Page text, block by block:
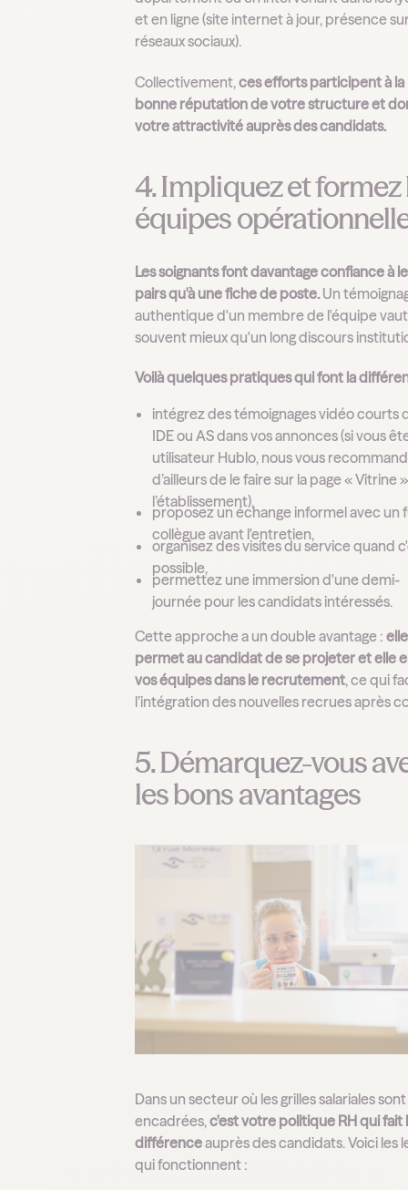
et en ligne (site internet à jour, présence
réseaux sociaux).
Collectivement,ces efforts participent à la
bonne réputation de votre structure et
votre attractivité auprès des candidats.
4. Impliquez et formez
équipes
Les soignants font davantage confiance à
pairs qu'à une fiche de poste.Un
authentique d'un membre de l'équipe vaut
souvent mieux qu'un long discours
Voilà quelques pratiques qui font la
intégrez des témoignages vidéo courts
IDE ou AS dans vos annonces (si vous
utilisateur Hublo, nous vous
d’ailleurs de le faire sur la page « Vitrine
l’établissement),
proposez un échange informel avec un
collègue avant l'entretien,
organisez des visites du service quand
possible,
permettez une immersion d'une demi-
journée pour les candidats intéressés.
Cette approche a un double avantage :elle
permet au candidat de se projeter et elle
vos équipes dans le recrutement, ce qui
l’intégration des nouvelles recrues après
5. Démarquez-vous
les bons avantages
Dans un secteur où les grilles salariales sont
encadrées,c'est votre politique RH qui fait
différenceauprès des candidats. Voici les
qui fonctionnent :